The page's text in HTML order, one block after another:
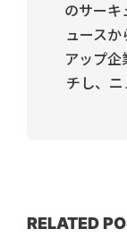
のサーキ
ュース
アップ企
チし、ニ
RELATED